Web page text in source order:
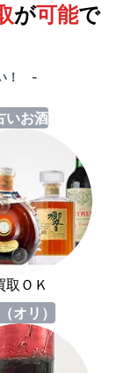
が可能で
！ -
いお酒
取ＯＫ
オリ）